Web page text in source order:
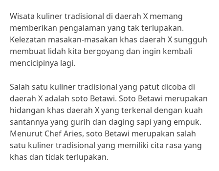
Wisata kuliner tradisional di daerah X memang
memberikan pengalaman yang tak terlupakan.
Kelezatan masakan-masakan khas daerah X sungguh
membuat lidah kita bergoyang dan ingin kembali
mencicipinya lagi.
Salah satu kuliner tradisional yang patut dicoba di
daerah X adalah soto Betawi. Soto Betawi merupakan
hidangan khas daerah X yang terkenal dengan kuah
santannya yang gurih dan daging sapi yang empuk.
Menurut Chef Aries, soto Betawi merupakan salah
satu kuliner tradisional yang memiliki cita rasa yang
khas dan tidak terlupakan.